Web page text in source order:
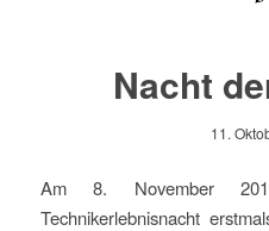
Nacht
11.
Am 8. November
Technikerlebnisnacht